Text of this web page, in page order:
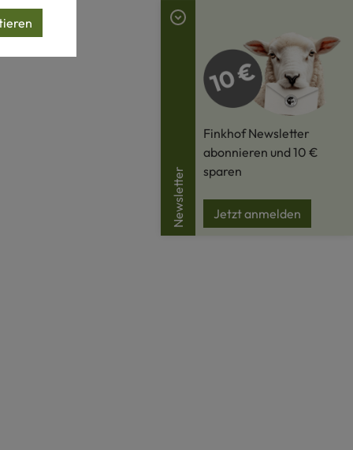
Newsletter
Finkhof Newsletter
abonnieren und 10 €
sparen
Jetzt anmelden